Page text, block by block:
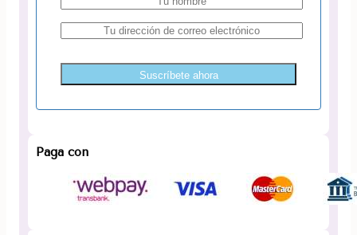
Suscríbete ahora
Paga con